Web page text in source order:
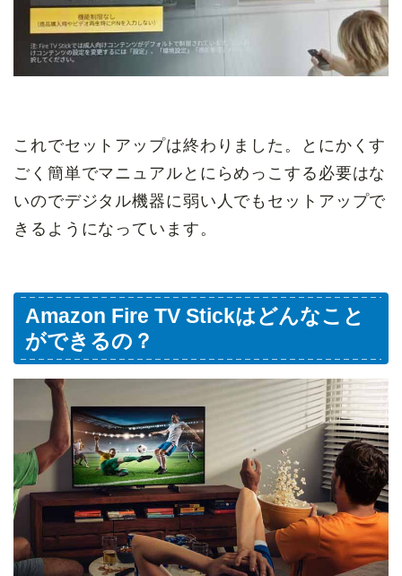
これでセットアップは終わりました。とにかくす
ごく簡単でマニュアルとにらめっこする必要はな
いのでデジタル機器に弱い人でもセットアップで
きるようになっています。
Amazon Fire TV Stickはどんなこと
ができるの？